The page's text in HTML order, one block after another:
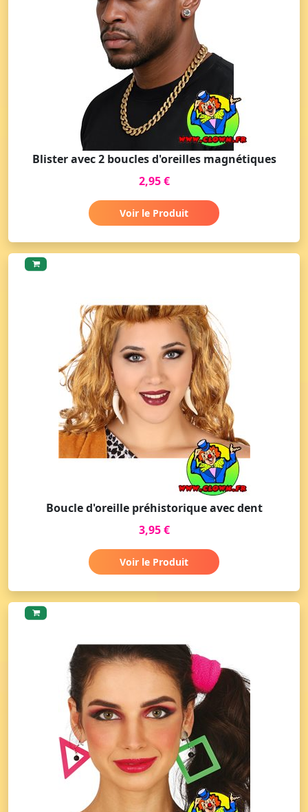
Blister avec 2 boucles d'oreilles magnétiques
2,95 €
Voir le Produit
Boucle d'oreille préhistorique avec dent
3,95 €
Voir le Produit